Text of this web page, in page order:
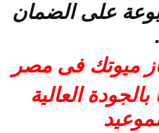
على الضمان
.
ميوتك فى مصر
العالية